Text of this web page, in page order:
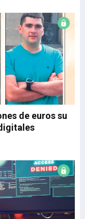
competitivo
tendencias
ya no es solo
En entornos
solo la
de
de pensar en
no importa tanto
de euros su